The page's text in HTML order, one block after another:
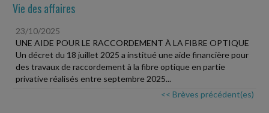
Vie des affaires
23/10/2025
UNE AIDE POUR LE RACCORDEMENT À LA FIBRE OPTIQUE
Un décret du 18 juillet 2025 a institué une aide financière pour
des travaux de raccordement à la fibre optique en partie
privative réalisés entre septembre 2025...
<< Brèves précédent(es)